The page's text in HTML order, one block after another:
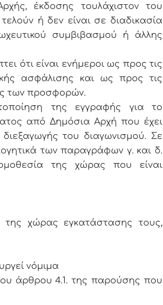
έκδοσης τουλάχιστον του
ή δεν είναι σε διαδικασία
συμβιβασμού ή άλλης
ότι είναι ενήμεροι ως προς τις
ασφάλισης και ως προς τις
των προσφορών.
της εγγραφής για το
από Δημόσια Αρχή που έχει
του διαγωνισμού. Σε
των παραγράφων γ. και δ.
της χώρας που είναι
χώρας εγκατάστασης τους,
νόμιμα
άρθρου 4.1. της παρούσης που